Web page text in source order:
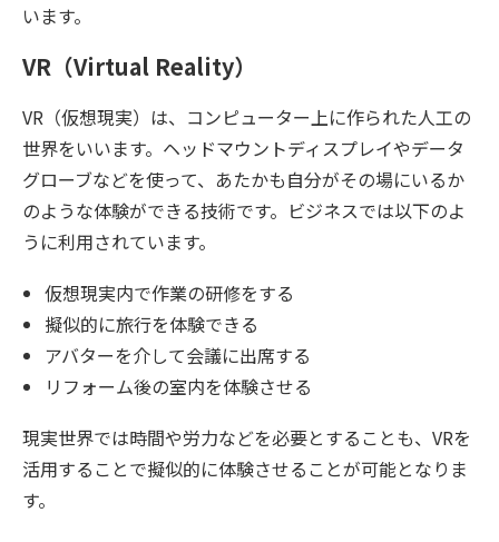
います。
VR（Virtual Reality）
VR（仮想現実）は、コンピューター上に作られた人工の
世界をいいます。ヘッドマウントディスプレイやデータ
グローブなどを使って、あたかも自分がその場にいるか
のような体験ができる技術です。ビジネスでは以下のよ
うに利用されています。
仮想現実内で作業の研修をする
擬似的に旅行を体験できる
アバターを介して会議に出席する
リフォーム後の室内を体験させる
現実世界では時間や労力などを必要とすることも、VRを
活用することで擬似的に体験させることが可能となりま
す。